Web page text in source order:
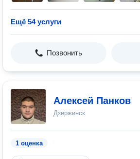
Ещё 54 услуги
Позвонить
Алексей Панков
Дзержинск
1 оценка